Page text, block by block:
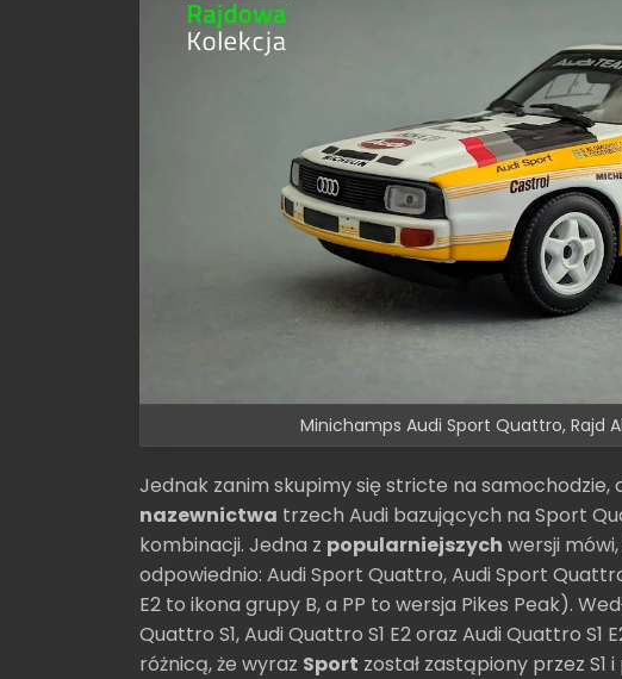
Minichamps Audi Sport Quattro, Rajd
Jednak zanim skupimy się stricte na samochodzie,
nazewnictwa trzech Audi bazujących na Sport
kombinacji. Jedna z popularniejszych wersji
odpowiednio: Audi Sport Quattro, Audi Sport
E2 to ikona grupy B, a PP to wersja Pikes Peak).
Quattro S1, Audi Quattro S1 E2 oraz Audi Quattro
różnicą, że wyraz Sport został zastąpiony przez S1